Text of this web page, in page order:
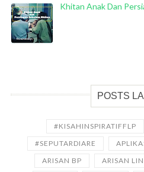
Khitan Anak Dan
POSTS
#KISAHINSPIRATIFFLP
#SEPUTARDIARE
ARISAN BP
ARISAN